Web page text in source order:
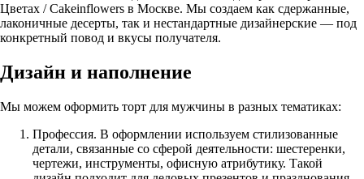
Цветах / Сakeinflowers в Москве. Мы создаем как сдержанные,
лаконичные десерты, так и нестандартные дизайнерские — под
конкретный повод и вкусы получателя.
Дизайн и наполнение
Мы можем оформить торт для мужчины в разных тематиках:
Профессия. В оформлении используем стилизованные
детали, связанные со сферой деятельности: шестеренки,
чертежи, инструменты, офисную атрибутику. Такой